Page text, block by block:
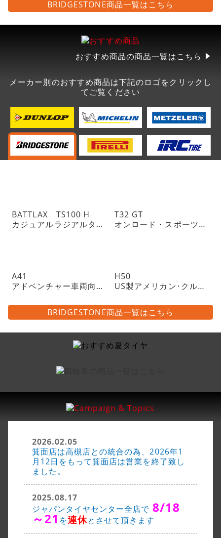
BRIDGESTONE商品一覧はこちら
おすすめ商品の商品一覧はこちら
メーカー別のおすすめ商品は下記のロゴをクリックし
てご覧ください
BATTLAX TS100 H
カジュアルラジアルタイヤ
T32 GT
オンロード・スポーツツーリングラジアルタイヤ・チューブレスタイプ
A41
アドベンチャー車両向けトレイル・ラジアルタイヤ・チューブレスタイプ
H50
US製アメリカン･クルーザーに
BRIDGESTONE商品一覧はこちら
2026.02.05
箕面店は高槻店との統合の為、2026年1
月12日をもって箕面店は営業を終了致し
ました。
2025.08.17
ジャパンタイヤセンター全店で 8/18
～21 を連休とさせて頂きます